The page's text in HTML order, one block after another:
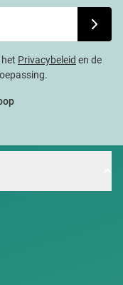
Privacybeleid en de